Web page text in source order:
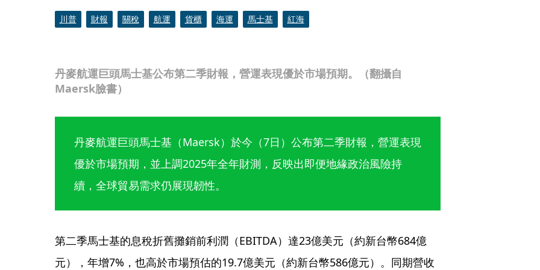
丹麥航運巨頭馬士基公布第二季財報，營運表現優於市場預期。（翻攝自
Maersk臉書）
川普 財報 關稅 航運 貨櫃 海運 馬士基 紅海
丹麥航運巨頭馬士基（Maersk）於今（7日）公布第二季財報，營運表現
優於市場預期，並上調2025年全年財測，反映出即便地緣政治風險持
續，全球貿易需求仍展現韌性。
第二季馬士基的息稅折舊攤銷前利潤（EBITDA）達23億美元（約新台幣684億
元），年增7%，也高於市場預估的19.7億美元（約新台幣586億元）。同期營收